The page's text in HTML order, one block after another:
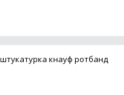
штукатурка кнауф ротбанд